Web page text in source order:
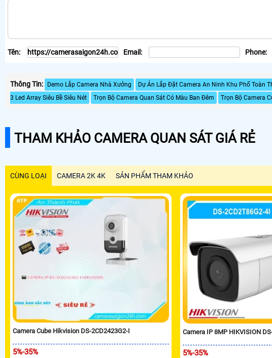
Tên: Email: Phone:
Thông Tin: Demo Lắp Camera Nhà Xưởng Dự Án Lắp Đặt Camera An Ninh Khu Phố Toàn
3 Led Array Siêu Bề Siêu Nét
Trọn Bộ Camera Quan Sát Có Màu Ban Đêm Trọn Bộ Camera
THAM KHẢO CAMERA QUAN SÁT GIÁ RẺ
CÙNG LOẠI CAMERA 2K 4K SẢN PHẨM THAM KHẢO
Camera Cube Hikvision DS-2CD2423G2-I
5%-35%
Camera IP 8MP HIKVISION
5%-35%